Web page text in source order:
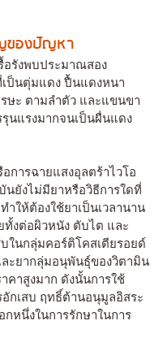
ของปัญหา
อรังพบประมาณสอง
เป็นตุ่มแดง ปื้นแดงหนา
ษะ ตามลำตัว และแขนขา
รุนแรงมากจนเป็นผื่นแดง
การฉายแสงอุลตร้าไวโอ
นยังไม่มียาหรือวิธีการใดที่
ำให้ต้องใช้ยาเป็นเวลานาน
ทั้งต่อผิวหนัง ตับไต และ
ในกลุ่มคอร์ติโคสเตียรอยด์
ละยากลุ่มอนุพันธุ์ของวิตามิน
คาสูงมาก ดังนั้นการใช้
เสบ ฤทธิ์ต้านอนุมูลอิสระ
หนึ่งในการรักษาในการ